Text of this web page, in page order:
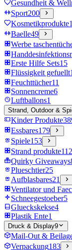
Gesundheit &
Sport200
Kosmetikprodukte
Baelle49
Werbe
Erste Hilfe Sets15
Flüssigkeit gefuellt
Feuchttücher11
Sonnencreme6
Luftballons1
Strand, Outdoor &
Kinder Produkte
Essbares179
Spiele153
Strand produkte112
Quirky Giveaways
Plueschtier25
Aufblasbares21
Ventilator und
Schneegestoeber5
Glueckskekse4
Plastik Ente1
Druck & Display9
Mail-Out &
Verpackung183